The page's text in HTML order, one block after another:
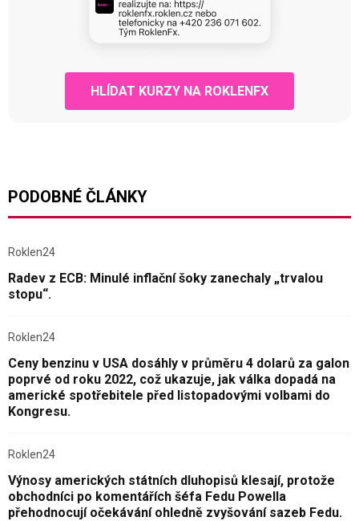
HLÍDAT KURZY NA ROKLENFX
PODOBNÉ ČLÁNKY
Roklen24
Radev z ECB: Minulé inflační šoky zanechaly „trvalou
stopu“.
Roklen24
Ceny benzinu v USA dosáhly v průměru 4 dolarů za galon
poprvé od roku 2022, což ukazuje, jak válka dopadá na
americké spotřebitele před listopadovými volbami do
Kongresu.
Roklen24
Výnosy amerických státních dluhopisů klesají, protože
obchodníci po komentářích šéfa Fedu Powella
přehodnocují očekávání ohledně zvyšování sazeb Fedu.